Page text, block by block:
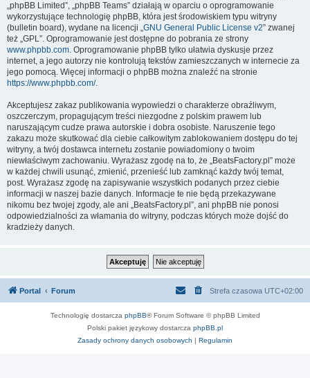
„phpBB Limited”, „phpBB Teams” działają w oparciu o oprogramowanie
wykorzystujące technologię phpBB, która jest środowiskiem typu witryny
(bulletin board), wydane na licencji „GNU General Public License v2” zwanej
też „GPL”. Oprogramowanie jest dostępne do pobrania ze strony
www.phpbb.com. Oprogramowanie phpBB tylko ułatwia dyskusje przez
internet, a jego autorzy nie kontrolują tekstów zamieszczanych w internecie za
jego pomocą. Więcej informacji o phpBB można znaleźć na stronie
https://www.phpbb.com/.
Akceptujesz zakaz publikowania wypowiedzi o charakterze obraźliwym,
oszczerczym, propagującym treści niezgodne z polskim prawem lub
naruszającym cudze prawa autorskie i dobra osobiste. Naruszenie tego
zakazu może skutkować dla ciebie całkowitym zablokowaniem dostępu do tej
witryny, a twój dostawca internetu zostanie powiadomiony o twoim
niewłaściwym zachowaniu. Wyrażasz zgodę na to, że „BeatsFactory.pl” może
w każdej chwili usunąć, zmienić, przenieść lub zamknąć każdy twój temat,
post. Wyrażasz zgodę na zapisywanie wszystkich podanych przez ciebie
informacji w naszej bazie danych. Informacje te nie będą przekazywane
nikomu bez twojej zgody, ale ani „BeatsFactory.pl”, ani phpBB nie ponosi
odpowiedzialności za włamania do witryny, podczas których może dojść do
kradzieży danych.
Portal Forum Strefa czasowa UTC+02:00
Technologię dostarcza phpBB® Forum Software © phpBB Limited
Polski pakiet językowy dostarcza phpBB.pl
Zasady ochrony danych osobowych | Regulamin